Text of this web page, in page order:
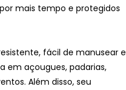
mais tempo e protegidos
fácil de manusear e
em açougues, padarias,
Além disso, seu